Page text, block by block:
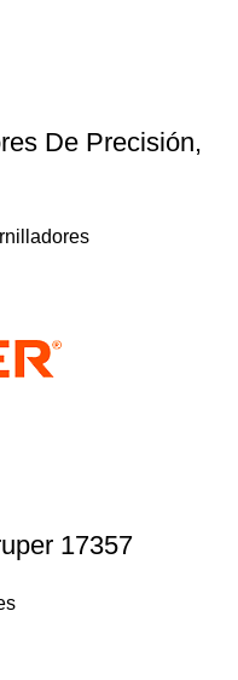
De Precisión,
17357